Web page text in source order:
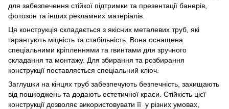
для забезпечення стійкої підтримки та презентації банерів,
фотозон та інших рекламних матеріалів.
Ця конструкція складається з якісних металевих труб, які
гарантують міцність та стабільність. Вона оснащена
спеціальними кріпленнями та гвинтами для зручного
складання та монтажу. Для збирання та розбирання
конструкції поставляється спеціальний ключ.
Заглушки на кінцях труб забезпечують безпечність, захищають
від пошкоджень та додають естетичної краси. Стійкість цієї
конструкції дозволяє використовувати її у різних умовах,